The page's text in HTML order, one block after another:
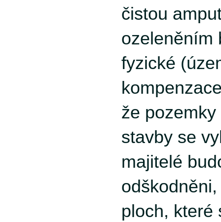
čistou
ozeleněním
fyzické
že
stavby se
majitelé
ploch, které